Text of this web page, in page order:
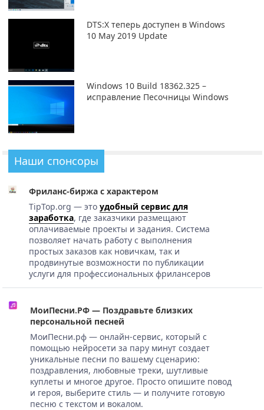
DTS:X теперь доступен в Windows
10 May 2019 Update
Windows 10 Build 18362.325 –
исправление Песочницы Windows
Наши спонсоры
Фриланс-биржа с характером
TipTop.org — это удобный сервис для
заработка, где заказчики размещают
оплачиваемые проекты и задания. Система
позволяет начать работу с выполнения
простых заказов как новичкам, так и
продвинутые возможности по публикации
услуги для профессиональных фрилансеров
МоиПесни.РФ — Поздравьте близких
персональной песней
МоиПесни.рф — онлайн-сервис, который с
помощью нейросети за пару минут создает
уникальные песни по вашему сценарию:
поздравления, любовные треки, шутливые
куплеты и многое другое. Просто опишите повод
и героя, выберите стиль — и получите готовую
песню с текстом и вокалом.